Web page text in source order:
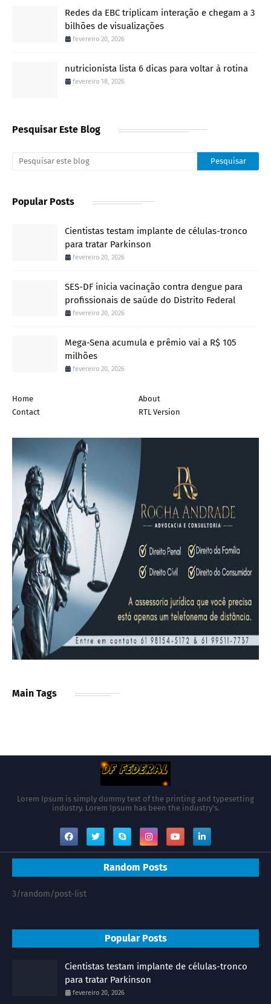
Redes da EBC triplicam interação e chegam a 3
bilhões de visualizações
fevereiro 20, 2026
nutricionista lista 6 dicas para voltar à rotina
fevereiro 18, 2026
Pesquisar Este Blog
Popular Posts
Cientistas testam implante de células-tronco
para tratar Parkinson
fevereiro 20, 2026
SES-DF inicia vacinação contra dengue para
profissionais de saúde do Distrito Federal
fevereiro 20, 2026
Mega-Sena acumula e prêmio vai a R$ 105
milhões
fevereiro 20, 2026
Home
About
Contact
RTL Version
Main Tags
Lorem Ipsum is simply dummy text of the printing and typesetting
industry. Lorem Ipsum has been the industry's.
Random Posts
3/random/post-list
Popular Posts
Cientistas testam implante de células-tronco
para tratar Parkinson
fevereiro 20, 2026